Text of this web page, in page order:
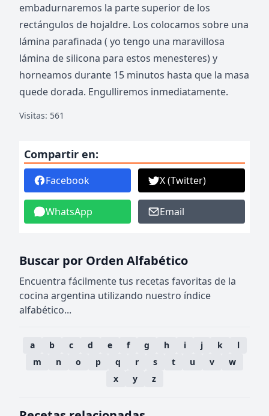
embadurnaremos la parte superior de los
rectángulos de hojaldre. Los colocamos sobre una
lámina parafinada ( yo tengo una maravillosa
lámina de silicona para estos menesteres) y
horneamos durante 15 minutos hasta que la masa
quede dorada. Engulliremos inmediatamente.
Visitas: 561
Compartir en:
Facebook X (Twitter)
WhatsApp Email
Buscar por Orden Alfabético
Encuentra fácilmente tus recetas favoritas de la
cocina argentina utilizando nuestro índice
alfabético...
a b c d e f g h i j k
l
m
n o p q r s t u v
w
x
y z